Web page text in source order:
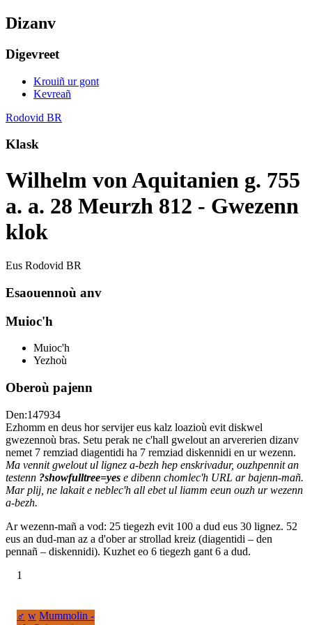
Dizanv
Digevreet
Krouiñ ur gont
Kevreañ
Rodovid BR
Klask
Wilhelm von Aquitanien g. 755
a. a. 28 Meurzh 812 - Gwezenn
klok
Eus Rodovid BR
Esaouennoù anv
Muioc'h
Muioc'h
Yezhoù
Oberoù pajenn
Den:147934
Ezhomm en deus hor servijer eus kalz loazioù evit diskwel
gwezennoù bras. Setu perak ne c'hall gwelout an arvererien dizanv
nemet 7 remziad diagentidi ha 7 remziad diskennidi en ur wezenn.
Ma vennit gwelout ul lignez a-bezh hep enskrivadur, ouzhpennit an
testenn ?showfulltree=yes e dibenn chomlec'h URL ar bajenn-mañ.
Mar plij, ne lakait e neblec'h all ebet ul liamm eeun ouzh ur wezenn
a-bezh.
Ar wezenn-mañ a vod: 25 tiegezh evit 100 a dud eus 30 lignez. 52
eus an dud-man az a d'ober ar strollad kreiz (diagentidi – den
pennañ – diskennidi). Kuzhet eo 6 tiegezh gant 6 a dud.
1
♂ w Mummolin -